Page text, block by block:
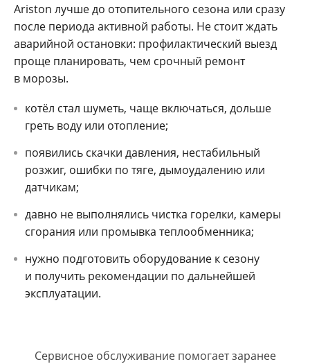
Ariston лучше до отопительного сезона или сразу
после периода активной работы. Не стоит ждать
аварийной остановки: профилактический выезд
проще планировать, чем срочный ремонт
в морозы.
котёл стал шуметь, чаще включаться, дольше
греть воду или отопление;
появились скачки давления, нестабильный
розжиг, ошибки по тяге, дымоудалению или
датчикам;
давно не выполнялись чистка горелки, камеры
сгорания или промывка теплообменника;
нужно подготовить оборудование к сезону
и получить рекомендации по дальнейшей
эксплуатации.
Сервисное обслуживание помогает заранее